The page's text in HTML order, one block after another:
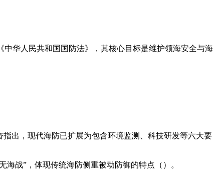
华人民共和国国防法》，其核心目标是维护领海安全与海
出，现代海防已扩展为包含环境监测、科技研发等六大要
战”，体现传统海防侧重被动防御的特点（）。